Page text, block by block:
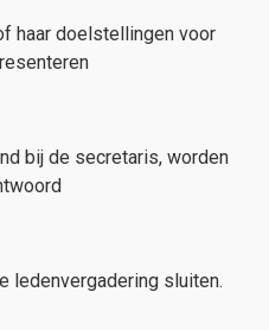
haar doelstellingen voor
bij de secretaris, worden
ledenvergadering sluiten.